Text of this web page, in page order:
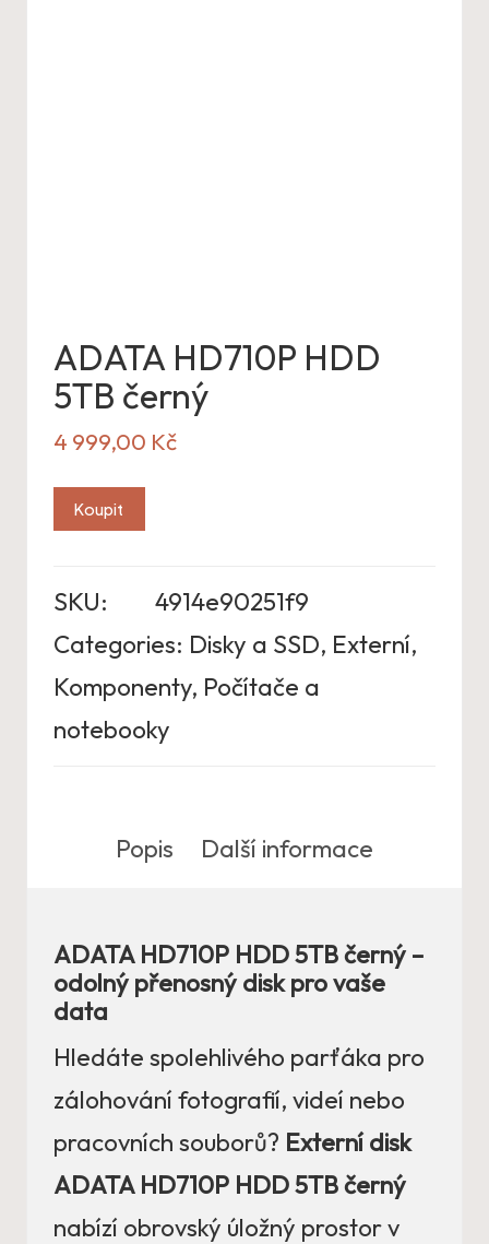
ADATA HD710P HDD
5TB černý
4 999,00 Kč
Koupit
SKU:
4914e90251f9
Categories: Disky a SSD, Externí,
Komponenty, Počítače a
notebooky
Popis Další informace
ADATA HD710P HDD 5TB černý –
odolný přenosný disk pro vaše
data
Hledáte spolehlivého parťáka pro
zálohování fotografií, videí nebo
pracovních souborů? Externí disk
ADATA HD710P HDD 5TB černý
nabízí obrovský úložný prostor v